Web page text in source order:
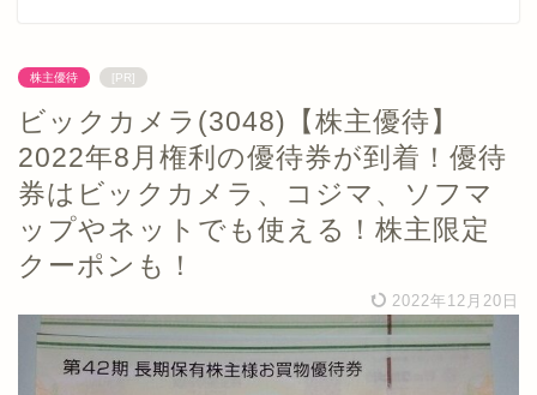
株主優待 [PR]
ビックカメラ(3048)【株主優待】
2022年8月権利の優待券が到着！優待
券はビックカメラ、コジマ、ソフマ
ップやネットでも使える！株主限定
クーポンも！
2022年12月20日